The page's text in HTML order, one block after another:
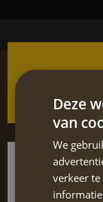
REISAANBOD
REIS SELECTEREN
REFERENTIES
DOWNLOADS
NIEUWSBRIEF
Heerlijk
Deze
van
We
verkeer